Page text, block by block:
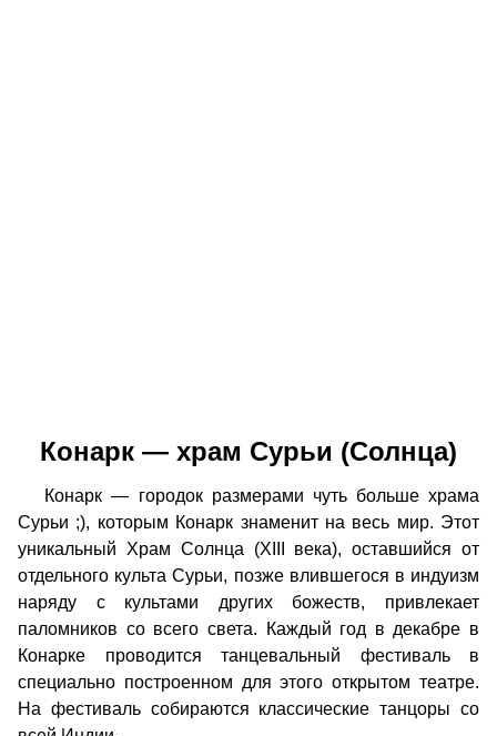
Конарк — храм Сурьи (Солнца)
Конарк — городок размерами чуть больше храма
Сурьи ;), которым Конарк знаменит на весь мир. Этот
уникальный Храм Солнца (XIII века), оставшийся от
отдельного культа Сурьи, позже влившегося в индуизм
наряду с культами других божеств, привлекает
паломников со всего света. Каждый год в декабре в
Конарке проводится танцевальный фестиваль в
специально построенном для этого открытом театре.
На фестиваль собираются классические танцоры со